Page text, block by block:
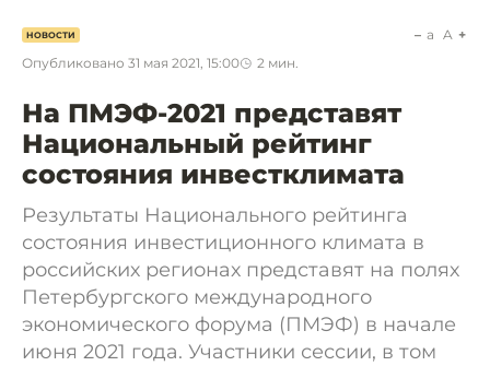
НОВОСТИ
Опубликовано 31 мая 2021, 15:00 2 мин.
a A
На ПМЭФ-2021 представят
Национальный рейтинг
состояния инвестклимата
Результаты Национального рейтинга
состояния инвестиционного климата в
российских регионах представят на полях
Петербургского международного
экономического форума (ПМЭФ) в начале
июня 2021 года. Участники сессии, в том